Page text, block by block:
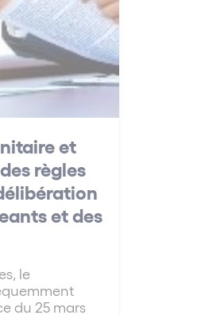
et
règles
et des
le
du 25 mars